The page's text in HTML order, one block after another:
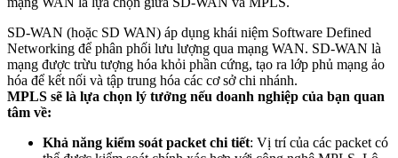
SD-WAN (hoặc SD WAN) áp dụng khái niệm Software Defined
Networking để phân phối lưu lượng qua mạng WAN. SD-WAN là
mạng được trừu tượng hóa khỏi phần cứng, tạo ra lớp phủ mạng ảo
hóa để kết nối và tập trung hóa các cơ sở chi nhánh.
MPLS sẽ là lựa chọn lý tưởng nếu doanh nghiệp của bạn quan
tâm về:
Khả năng kiểm soát packet chi tiết: Vị trí của các packet có